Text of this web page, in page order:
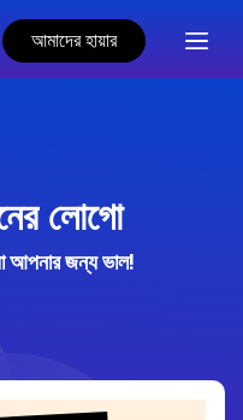
আমাদের হায়ার
লোগো
আপনার জন্য ভাল!